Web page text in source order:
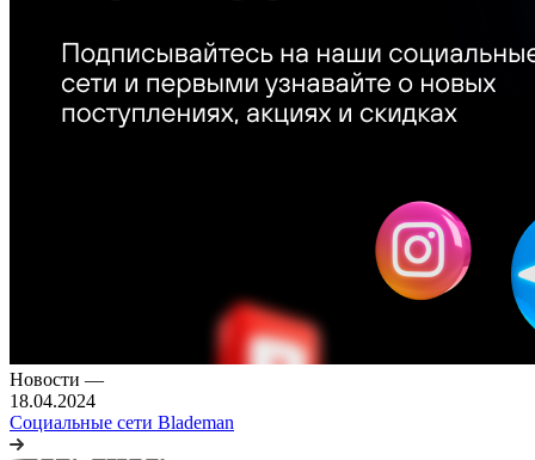
Новости —
18.04.2024
Социальные сети Blademan